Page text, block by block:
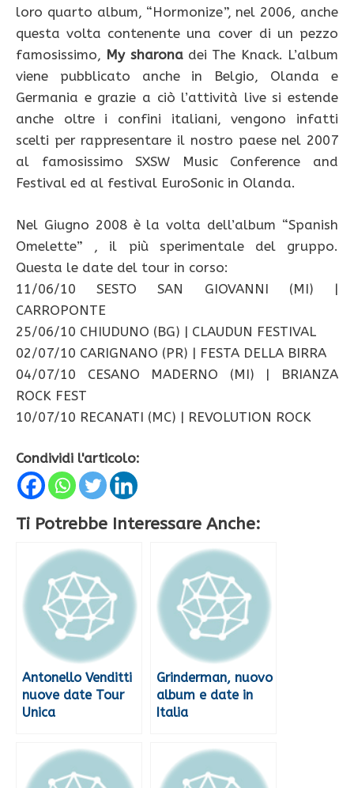
loro quarto album, “Hormonize”, nel 2006, anche
questa volta contenente una cover di un pezzo
famosissimo, My sharonadei The Knack. L’album
viene pubblicato anche in Belgio, Olanda e
Germania e grazie a ciò l’attività live si estende
anche oltre i confini italiani, vengono infatti
scelti per rappresentare il nostro paese nel 2007
al famosissimo SXSW Music Conference and
Festival ed al festival EuroSonic in Olanda.
Nel Giugno 2008 è la volta dell’album “Spanish
Omelette” , il più sperimentale del gruppo.
Questa le date del tour in corso:
11/06/10 SESTO SAN GIOVANNI (MI) |
CARROPONTE
25/06/10 CHIUDUNO (BG) | CLAUDUN FESTIVAL
02/07/10 CARIGNANO (PR) | FESTA DELLA BIRRA
04/07/10 CESANO MADERNO (MI) | BRIANZA
ROCK FEST
10/07/10 RECANATI (MC) | REVOLUTION ROCK
Condividi l'articolo:
Ti Potrebbe Interessare Anche:
Antonello Venditti
nuove date Tour
Unica
Grinderman, nuovo
album e date in
Italia